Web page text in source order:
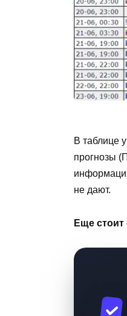
В таблице
прогнозы
не дают.
Еще стоит